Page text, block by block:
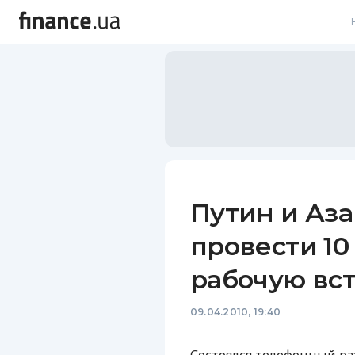
Путин и
провести
рабочую
09.04.2010, 19:40